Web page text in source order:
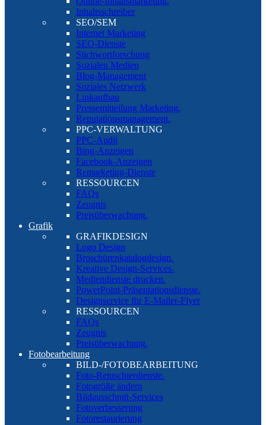
Inhaltsschreiber
SEO/SEM
Internet Marketing
SEO-Dienste
Stichwortforschung
Sozialen Medien
Blog-Management
Soziales Netzwerk
Linkaufbau
Pressemitteilung Marketing.
Reputationsmanagement.
PPC-VERWALTUNG
PPC-Audit
Bing-Anzeigen
Facebook-Anzeigen
Remarketing-Dienste
RESSOURCEN
FAQs
Zeugnis
Preisüberwachung.
Grafik
GRAFIKDESIGN
Logo Design
Broschürenkatalogdesign.
Kreative Design-Services.
Mediendienste drucken.
PowerPoint-Präsentationsdienste.
Designservice für E-Mailer-Flyer
RESSOURCEN
FAQs
Zeugnis
Preisüberwachung.
Fotobearbeitung
BILD-/FOTOBEARBEITUNG
Foto-Retuschierdienste.
Fotogröße ändern
Bildausschnitt-Services
Fotoverbesserung
Fotorestaurierung